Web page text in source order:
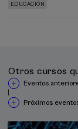
EDUCACIÓN
Otros cursos
Eventos
Próximos